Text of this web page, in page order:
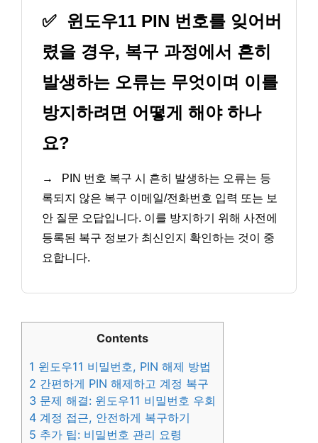
✅ 윈도우11 PIN 번호를 잊어버
렸을 경우, 복구 과정에서 흔히
발생하는 오류는 무엇이며 이를
방지하려면 어떻게 해야 하나
요?
→
PIN 번호 복구 시 흔히 발생하는 오류는 등
록되지 않은 복구 이메일/전화번호 입력 또는 보
안 질문 오답입니다. 이를 방지하기 위해 사전에
등록된 복구 정보가 최신인지 확인하는 것이 중
요합니다.
Contents
1 윈도우11 비밀번호, PIN 해제 방법
2 간편하게 PIN 해제하고 계정 복구
3 문제 해결: 윈도우11 비밀번호 우회
4 계정 접근, 안전하게 복구하기
5 추가 팁: 비밀번호 관리 요령